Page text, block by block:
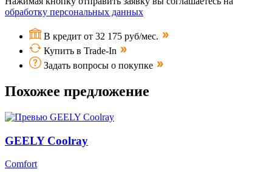
обработку персональных данных
В кредит от 32 175 руб/мес.
Купить в Trade-In
Задать вопросы о покупке
Похожее предложение
GEELY Coolray
Comfort